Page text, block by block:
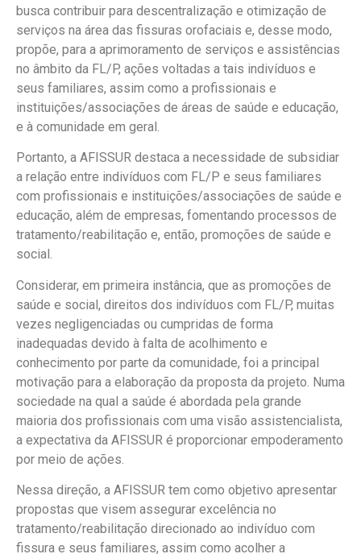
busca contribuir para descentralização e otimização de
serviços na área das fissuras orofaciais e, desse modo,
propõe, para a aprimoramento de serviços e assistências
no âmbito da FL/P, ações voltadas a tais indivíduos e
seus familiares, assim como a profissionais e
instituições/associações de áreas de saúde e educação,
e à comunidade em geral.
Portanto, a AFISSUR destaca a necessidade de subsidiar
a relação entre indivíduos com FL/P e seus familiares
com profissionais e instituições/associações de saúde e
educação, além de empresas, fomentando processos de
tratamento/reabilitação e, então, promoções de saúde e
social.
Considerar, em primeira instância, que as promoções de
saúde e social, direitos dos indivíduos com FL/P, muitas
vezes negligenciadas ou cumpridas de forma
inadequadas devido à falta de acolhimento e
conhecimento por parte da comunidade, foi a principal
motivação para a elaboração da proposta da projeto. Numa
sociedade na qual a saúde é abordada pela grande
maioria dos profissionais com uma visão assistencialista,
a expectativa da AFISSUR é proporcionar empoderamento
por meio de ações.
Nessa direção, a AFISSUR tem como objetivo apresentar
propostas que visem assegurar excelência no
tratamento/reabilitação direcionado ao indivíduo com
fissura e seus familiares, assim como acolher a